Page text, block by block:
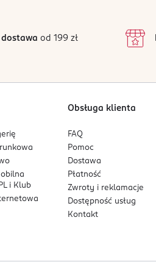
od 199 zł
i Klub
Obsługa klienta
FAQ
Pomoc
Dostawa
Płatność
Zwroty i reklamacje
Dostępność usług
Kontakt